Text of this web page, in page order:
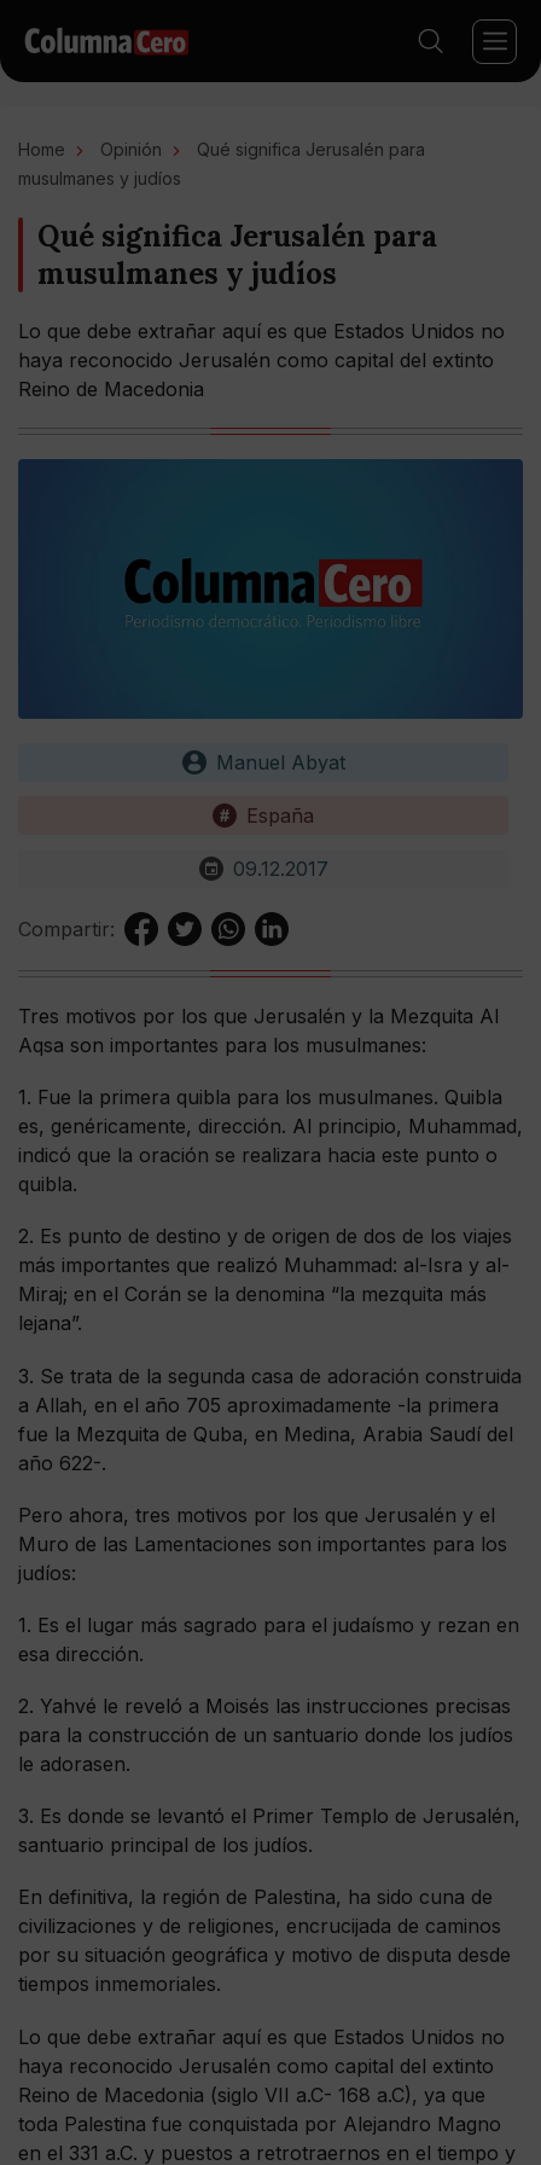
Home Opinión
Qué significa Jerusalén para
musulmanes y judíos
Qué significa Jerusalén para
musulmanes y judíos
Lo que debe extrañar aquí es que Estados Unidos no
haya reconocido Jerusalén como capital del extinto
Reino de Macedonia
Manuel Abyat
España
09.12.2017
Compartir:
Tres motivos por los que Jerusalén y la Mezquita Al
Aqsa son importantes para los musulmanes:
1. Fue la primera quibla para los musulmanes. Quibla
es, genéricamente, dirección. Al principio, Muhammad,
indicó que la oración se realizara hacia este punto o
quibla.
2. Es punto de destino y de origen de dos de los viajes
más importantes que realizó Muhammad: al-Isra y al-
Miraj; en el Corán se la denomina “la mezquita más
lejana”.
3. Se trata de la segunda casa de adoración construida
a Allah, en el año 705 aproximadamente -la primera
fue la Mezquita de Quba, en Medina, Arabia Saudí del
año 622-.
Pero ahora, tres motivos por los que Jerusalén y el
Muro de las Lamentaciones son importantes para los
judíos:
1. Es el lugar más sagrado para el judaísmo y rezan en
esa dirección.
2. Yahvé le reveló a Moisés las instrucciones precisas
para la construcción de un santuario donde los judíos
le adorasen.
3. Es donde se levantó el Primer Templo de Jerusalén,
santuario principal de los judíos.
En definitiva, la región de Palestina, ha sido cuna de
civilizaciones y de religiones, encrucijada de caminos
por su situación geográfica y motivo de disputa desde
tiempos inmemoriales.
Lo que debe extrañar aquí es que Estados Unidos no
haya reconocido Jerusalén como capital del extinto
Reino de Macedonia (siglo VII a.C- 168 a.C), ya que
toda Palestina fue conquistada por Alejandro Magno
en el 331 a.C. y puestos a retrotraernos en el tiempo y